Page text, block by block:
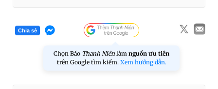
Chia sẻ
Chọn Báo Thanh Niên làm nguồn ưu tiên
trên Google tìm kiếm. Xem hướng dẫn.